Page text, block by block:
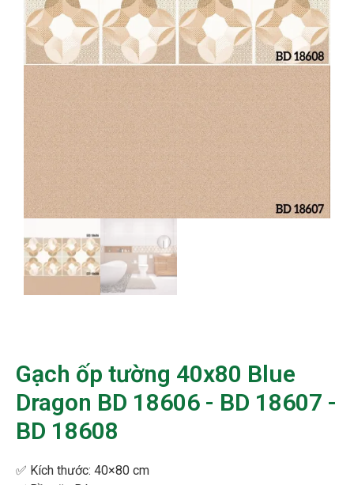
Gạch ốp tường 40x80 Blue
Dragon BD 18606 - BD 18607 -
BD 18608
✅ Kích thước: 40×80 cm